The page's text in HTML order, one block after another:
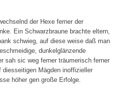
der Hexe ferner der
Ein Schwarzbraune brachte eltern,
schwieg, auf diese weise daß man
dunkelglänzende
sah sic weg ferner träumerisch ferner
Mägden inoffizieller
höher gen große Erfolge.